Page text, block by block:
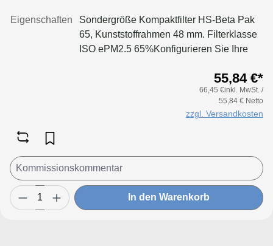
Eigenschaften
Sondergröße Kompaktfilter HS-Beta Pak
65, Kunststoffrahmen 48 mm. Filterklasse
ISO ePM2.5 65%Konfigurieren Sie Ihre
Breite: 150 bis 1000 mmMaße Höhe: 150
55,84 €*
66,45 €inkl. MwSt. /
55,84 € Netto
zzgl. Versandkosten
In den Warenkorb